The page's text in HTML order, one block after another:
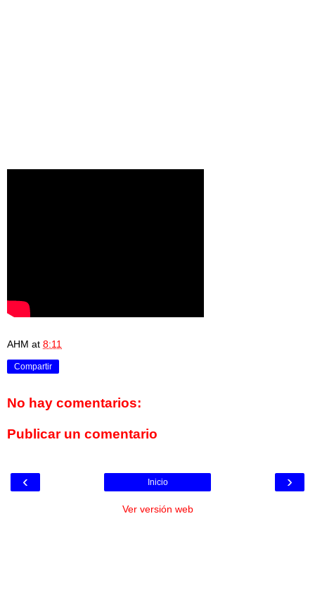
AHM at 8:11
Compartir
No hay comentarios:
Publicar un comentario
‹ ›
Inicio
Ver versión web